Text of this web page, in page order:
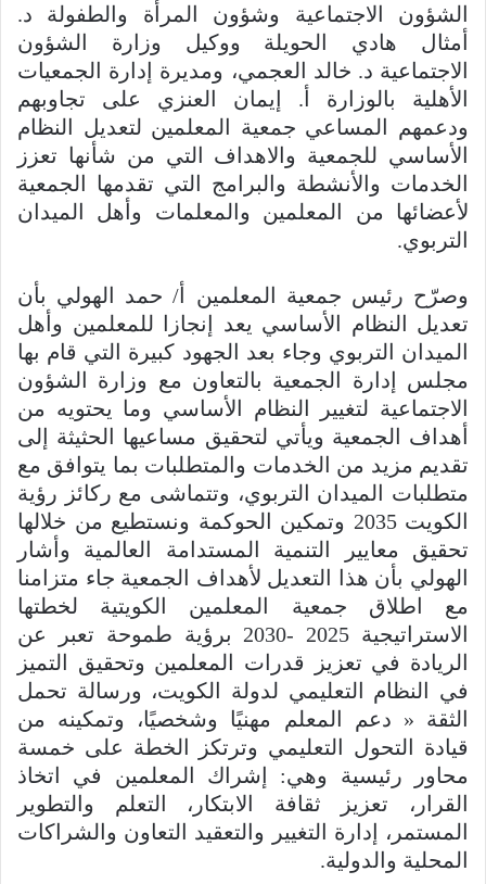
الشؤون الاجتماعية وشؤون المرأة والطفولة د.
أمثال هادي الحويلة ووكيل وزارة الشؤون
الاجتماعية د. خالد العجمي، ومديرة إدارة الجمعيات
الأهلية بالوزارة أ. إيمان العنزي على تجاوبهم
ودعمهم المساعي جمعية المعلمين لتعديل النظام
الأساسي للجمعية والاهداف التي من شأنها تعزز
الخدمات والأنشطة والبرامج التي تقدمها الجمعية
لأعضائها من المعلمين والمعلمات وأهل الميدان
التربوي.
وصرّح رئيس جمعية المعلمين أ/ حمد الهولي بأن
تعديل النظام الأساسي يعد إنجازا للمعلمين وأهل
الميدان التربوي وجاء بعد الجهود كبيرة التي قام بها
مجلس إدارة الجمعية بالتعاون مع وزارة الشؤون
الاجتماعية لتغيير النظام الأساسي وما يحتويه من
أهداف الجمعية ويأتي لتحقيق مساعيها الحثيثة إلى
تقديم مزيد من الخدمات والمتطلبات بما يتوافق مع
متطلبات الميدان التربوي، وتتماشى مع ركائز رؤية
الكويت 2035 وتمكين الحوكمة ونستطيع من خلالها
تحقيق معايير التنمية المستدامة العالمية وأشار
الهولي بأن هذا التعديل لأهداف الجمعية جاء متزامنا
مع اطلاق جمعية المعلمين الكويتية لخطتها
الاستراتيجية 2025 -2030 برؤية طموحة تعبر عن
الريادة في تعزيز قدرات المعلمين وتحقيق التميز
في النظام التعليمي لدولة الكويت، ورسالة تحمل
الثقة « دعم المعلم مهنيًا وشخصيًا، وتمكينه من
قيادة التحول التعليمي وترتكز الخطة على خمسة
محاور رئيسية وهي: إشراك المعلمين في اتخاذ
القرار، تعزيز ثقافة الابتكار، التعلم والتطوير
المستمر، إدارة التغيير والتعقيد التعاون والشراكات
المحلية والدولية.